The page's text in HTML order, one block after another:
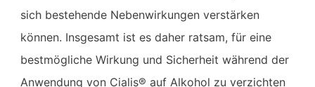
sich bestehende Nebenwirkungen verstärken
können. Insgesamt ist es daher ratsam, für eine
bestmögliche Wirkung und Sicherheit während der
Anwendung von Cialis® auf Alkohol zu verzichten